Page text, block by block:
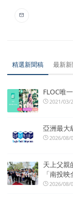
精選新聞稿 最新
FLOC唯
2021/03/
亞洲最大
2026/08/
天上父親
「南投
2026/08/